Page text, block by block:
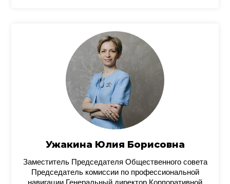
Ужакина Юлия Борисовна
Заместитель Председателя Общественного совета
Председатель комиссии по профессиональной
навигации Генеральный директор Корпоративной